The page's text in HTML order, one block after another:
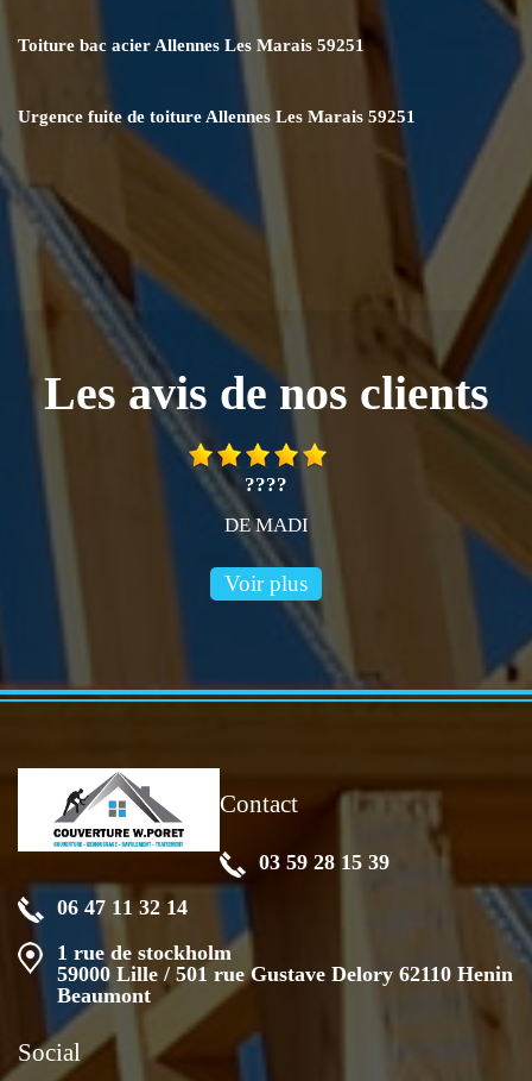
Toiture bac acier Allennes Les Marais 59251
Urgence fuite de toiture Allennes Les Marais 59251
Les avis de nos clients
????
DE MADI
Voir plus
Contact
03 59 28 15 39
06 47 11 32 14
1 rue de stockholm
59000 Lille / 501 rue Gustave Delory 62110 Henin
Beaumont
Social